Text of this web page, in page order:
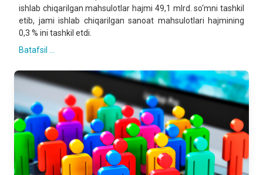
ishlab chiqarilgan mahsulotlar hajmi 49,1 mlrd. so‘mni tashkil
etib, jami ishlab chiqarilgan sanoat mahsulotlari hajmining
0,3 % ini tashkil etdi.
Batafsil ...